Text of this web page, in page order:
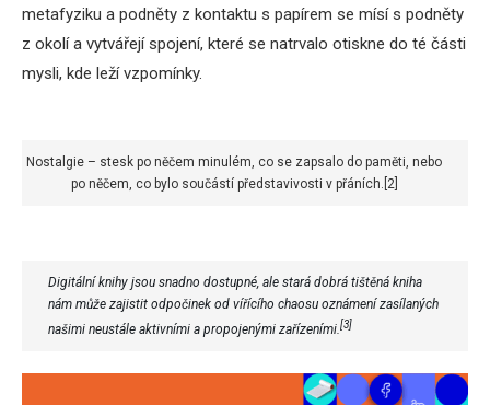
metafyziku a podněty z kontaktu s papírem se mísí s podněty
z okolí a vytvářejí spojení, které se natrvalo otiskne do té části
mysli, kde leží vzpomínky.
Nostalgie – stesk po něčem minulém, co se zapsalo do paměti, nebo
po něčem, co bylo součástí představivosti v přáních.[2]
Digitální knihy jsou snadno dostupné, ale stará dobrá tištěná kniha
nám může zajistit odpočinek od vířícího chaosu oznámení zasílaných
našimi neustále aktivními a propojenými zařízeními.[3]